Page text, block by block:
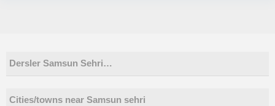
Dersler Samsun Sehri…
Cities/towns near Samsun sehri